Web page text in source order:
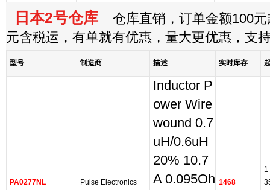
日本2号仓库 仓库直销，订单金额100元
元含税运，有单就有优惠，量大更优惠，支
型号 制造商 描述 实时库存
PA0277NL
Pulse Electronics
Inductor P
ower Wire
wound 0.7
uH/0.6uH
20% 10.7
A 0.095Oh 1468